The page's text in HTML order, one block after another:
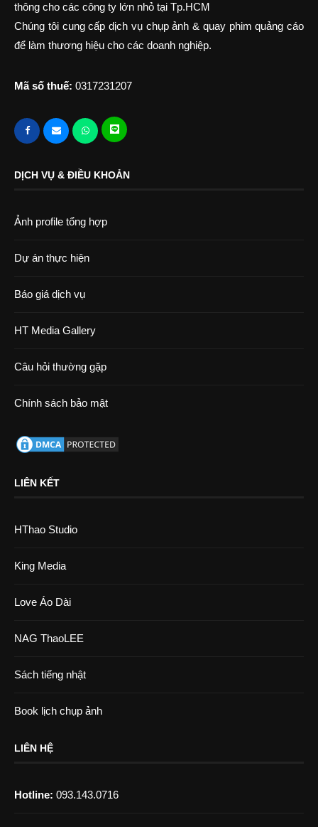
thông cho các công ty lớn nhỏ tại Tp.HCM
Chúng tôi cung cấp dịch vụ chụp ảnh & quay phim quảng cáo
để làm thương hiệu cho các doanh nghiệp.
Mã số thuế: 0317231207
DỊCH VỤ & ĐIỀU KHOẢN
Ảnh profile tổng hợp
Dự án thực hiện
Báo giá dịch vụ
HT Media Gallery
Câu hỏi thường gặp
Chính sách bảo mật
LIÊN KẾT
HThao Studio
King Media
Love Áo Dài
NAG ThaoLEE
Sách tiếng nhật
Book lịch chụp ảnh
LIÊN HỆ
Hotline: 093.143.0716